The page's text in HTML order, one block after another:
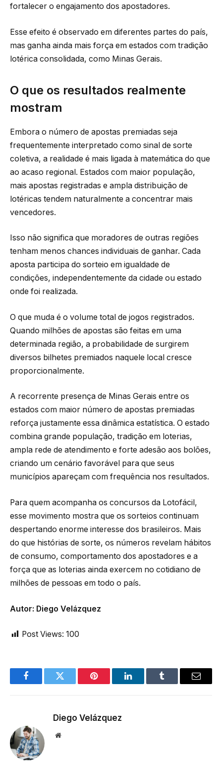
fortalecer o engajamento dos apostadores.
Esse efeito é observado em diferentes partes do país,
mas ganha ainda mais força em estados com tradição
lotérica consolidada, como Minas Gerais.
O que os resultados realmente
mostram
Embora o número de apostas premiadas seja
frequentemente interpretado como sinal de sorte
coletiva, a realidade é mais ligada à matemática do que
ao acaso regional. Estados com maior população,
mais apostas registradas e ampla distribuição de
lotéricas tendem naturalmente a concentrar mais
vencedores.
Isso não significa que moradores de outras regiões
tenham menos chances individuais de ganhar. Cada
aposta participa do sorteio em igualdade de
condições, independentemente da cidade ou estado
onde foi realizada.
O que muda é o volume total de jogos registrados.
Quando milhões de apostas são feitas em uma
determinada região, a probabilidade de surgirem
diversos bilhetes premiados naquele local cresce
proporcionalmente.
A recorrente presença de Minas Gerais entre os
estados com maior número de apostas premiadas
reforça justamente essa dinâmica estatística. O estado
combina grande população, tradição em loterias,
ampla rede de atendimento e forte adesão aos bolões,
criando um cenário favorável para que seus
municípios apareçam com frequência nos resultados.
Para quem acompanha os concursos da Lotofácil,
esse movimento mostra que os sorteios continuam
despertando enorme interesse dos brasileiros. Mais
do que histórias de sorte, os números revelam hábitos
de consumo, comportamento dos apostadores e a
força que as loterias ainda exercem no cotidiano de
milhões de pessoas em todo o país.
Autor: Diego Velázquez
Post Views: 100
FacebookTwitter Pinterest LinkedInTumblr Email
Diego Velázquez
Website